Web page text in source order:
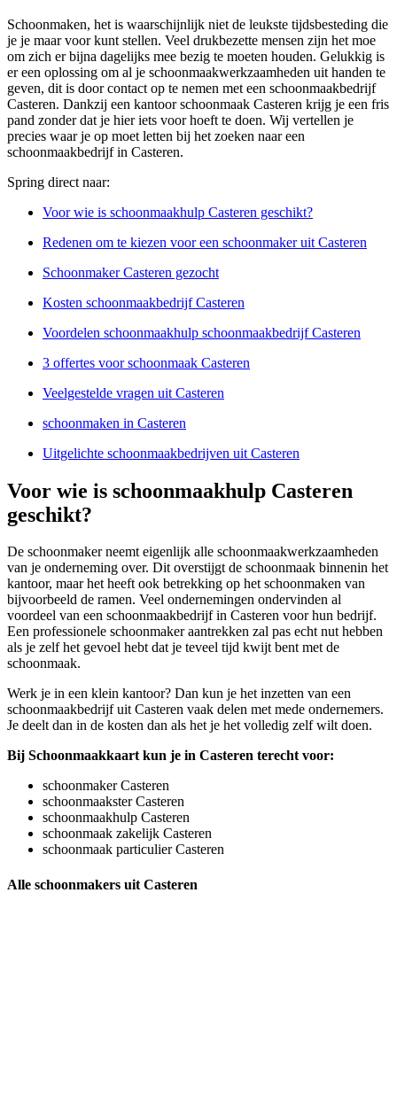
Schoonmaken, het is waarschijnlijk niet de leukste tijdsbesteding die
je je maar voor kunt stellen. Veel drukbezette mensen zijn het moe
om zich er bijna dagelijks mee bezig te moeten houden. Gelukkig is
er een oplossing om al je schoonmaakwerkzaamheden uit handen te
geven, dit is door contact op te nemen met een schoonmaakbedrijf
Casteren. Dankzij een kantoor schoonmaak Casteren krijg je een fris
pand zonder dat je hier iets voor hoeft te doen. Wij vertellen je
precies waar je op moet letten bij het zoeken naar een
schoonmaakbedrijf in Casteren.
Spring direct naar:
Voor wie is schoonmaakhulp Casteren geschikt?
Redenen om te kiezen voor een schoonmaker uit Casteren
Schoonmaker Casteren gezocht
Kosten schoonmaakbedrijf Casteren
Voordelen schoonmaakhulp schoonmaakbedrijf Casteren
3 offertes voor schoonmaak Casteren
Veelgestelde vragen uit Casteren
schoonmaken in Casteren
Uitgelichte schoonmaakbedrijven uit Casteren
Voor wie is schoonmaakhulp Casteren
geschikt?
De schoonmaker neemt eigenlijk alle schoonmaakwerkzaamheden
van je onderneming over. Dit overstijgt de schoonmaak binnenin het
kantoor, maar het heeft ook betrekking op het schoonmaken van
bijvoorbeeld de ramen. Veel ondernemingen ondervinden al
voordeel van een schoonmaakbedrijf in Casteren voor hun bedrijf.
Een professionele schoonmaker aantrekken zal pas echt nut hebben
als je zelf het gevoel hebt dat je teveel tijd kwijt bent met de
schoonmaak.
Werk je in een klein kantoor? Dan kun je het inzetten van een
schoonmaakbedrijf uit Casteren vaak delen met mede ondernemers.
Je deelt dan in de kosten dan als het je het volledig zelf wilt doen.
Bij Schoonmaakkaart kun je in Casteren terecht voor:
schoonmaker Casteren
schoonmaakster Casteren
schoonmaakhulp Casteren
schoonmaak zakelijk Casteren
schoonmaak particulier Casteren
Alle schoonmakers uit Casteren